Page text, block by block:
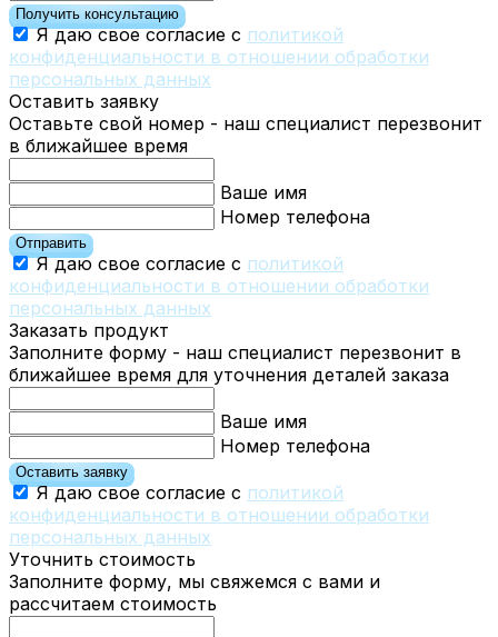
Получить консультацию
Я даю свое согласие с политикой
конфиденциальности в отношении обработки
персональных данных
Оставить заявку
Оставьте свой номер - наш специалист перезвонит
в ближайшее время
Ваше имя
Номер телефона
Отправить
Я даю свое согласие с политикой
конфиденциальности в отношении обработки
персональных данных
Заказать продукт
Заполните форму - наш специалист перезвонит в
ближайшее время для уточнения деталей заказа
Ваше имя
Номер телефона
Оставить заявку
Я даю свое согласие с политикой
конфиденциальности в отношении обработки
персональных данных
Уточнить стоимость
Заполните форму, мы свяжемся с вами и
рассчитаем стоимость